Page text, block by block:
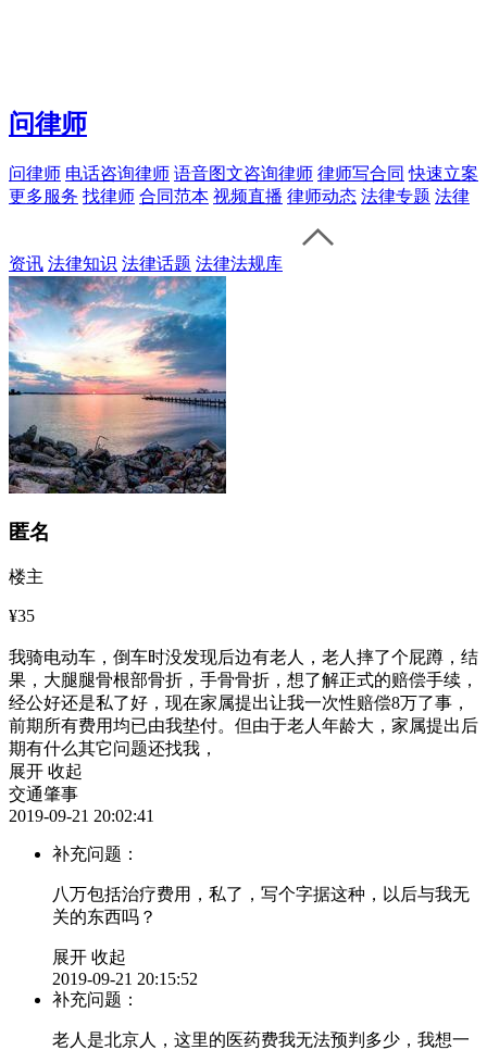
问律师
问律师 电话咨询律师 语音图文咨询律师 律师写合同 快速立案
更多服务 找律师 合同范本 视频直播 律师动态 法律专题 法律
资讯 法律知识 法律话题 法律法规库
匿名
楼主
¥35
我骑电动车，倒车时没发现后边有老人，老人摔了个屁蹲，结
果，大腿腿骨根部骨折，手骨骨折，想了解正式的赔偿手续，
经公好还是私了好，现在家属提出让我一次性赔偿8万了事，
前期所有费用均已由我垫付。但由于老人年龄大，家属提出后
期有什么其它问题还找我，
展开 收起
交通肇事
2019-09-21 20:02:41
补充问题：
八万包括治疗费用，私了，写个字据这种，以后与我无
关的东西吗？
展开 收起
2019-09-21 20:15:52
补充问题：
老人是北京人，这里的医药费我无法预判多少，我想一